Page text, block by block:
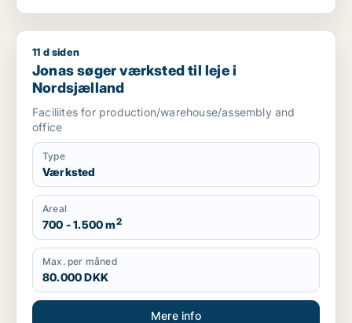
Jonas søger værksted til leje i Nordsjælland
11 d siden
Jonas søger værksted til leje i
Nordsjælland
Faciliites for production/warehouse/assembly and
office
Type
Værksted
Areal
700 - 1.500 m2
Max. per måned
80.000 DKK
Mere info